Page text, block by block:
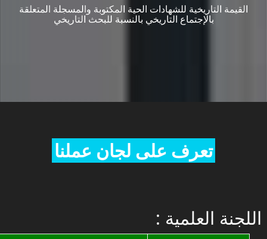
القيمة التاريخية للشهادات الحية المكتوبة والمسجلة المتعلقة
بالإجتماع التاريخي بالنسبة للبحث التاريخي
تعرف على لجان عملنا
: اللجنة العلمية